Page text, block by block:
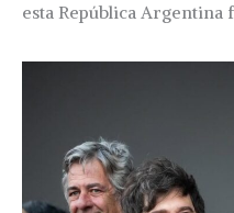
esta República Argentina